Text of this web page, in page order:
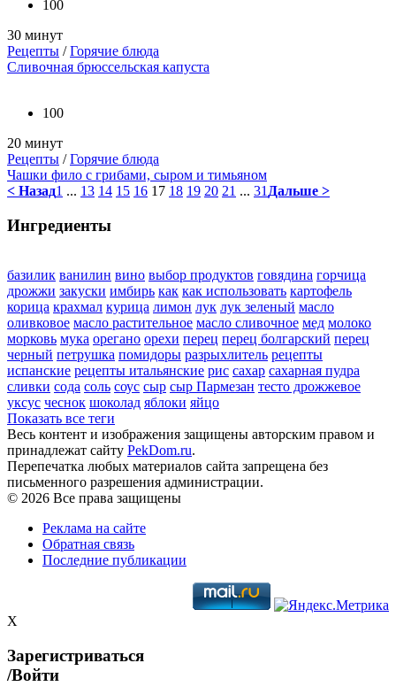
100
30 минут
Рецепты /Горячие блюда
Сливочная брюссельская капуста
100
20 минут
Рецепты /Горячие блюда
Чашки фило с грибами, сыром и тимьяном
< Назад1 ... 13 14 15 16 17 18 19 20 21 ... 31 Дальше >
Ингредиенты
базилик ванилин вино выбор продуктов говядина горчица
дрожжи закуски имбирь как как использовать картофель
корица крахмал курица лимон лук лук зеленый масло
оливковое масло растительное масло сливочное мед молоко
морковь мука орегано орехи перец перец болгарский перец
черный петрушка помидоры разрыхлитель рецепты
испанские рецепты итальянские рис сахар сахарная пудра
сливки сода соль соус сыр сыр Пармезан тесто дрожжевое
уксус чеснок шоколад яблоки яйцо
Показать все теги
Весь контент и изображения защищены авторским правом и
принадлежат сайту PekDom.ru.
Перепечатка любых материалов сайта запрещена без
письменного разрешения администрации.
© 2026 Все права защищены
Реклама на сайте
Обратная связь
Последние публикации
X
Зарегистриваться
/Войти